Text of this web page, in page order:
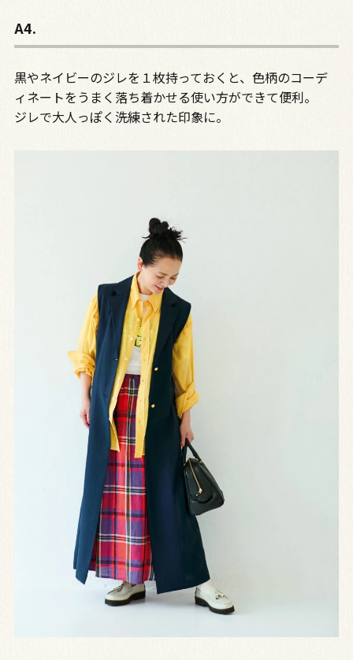
A4.
黒やネイビーのジレを１枚持っておくと、色柄のコーデ
ィネートをうまく落ち着かせる使い方ができて便利。
ジレで大人っぽく洗練された印象に。